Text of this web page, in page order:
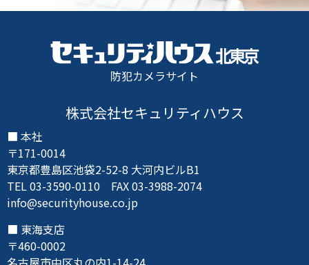
防犯カメラサイト
株式会社セキュリティハウス
本社
〒171-0014
東京都豊島区池袋2-52-8 大河内ビルB1
TEL 03-3590-0110 FAX 03-3988-2074
info@securityhouse.co.jp
東海支店
〒460-0002